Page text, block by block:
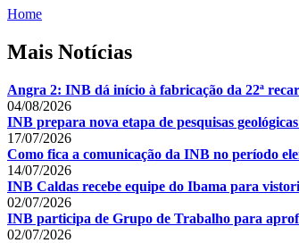
Home
Mais Notícias
Angra 2: INB dá início à fabricação da 22ª
04/08/2026
INB prepara nova etapa de pesquisas
17/07/2026
Como fica a comunicação da INB no período
14/07/2026
INB Caldas recebe equipe do Ibama para
02/07/2026
INB participa de Grupo de Trabalho para
02/07/2026